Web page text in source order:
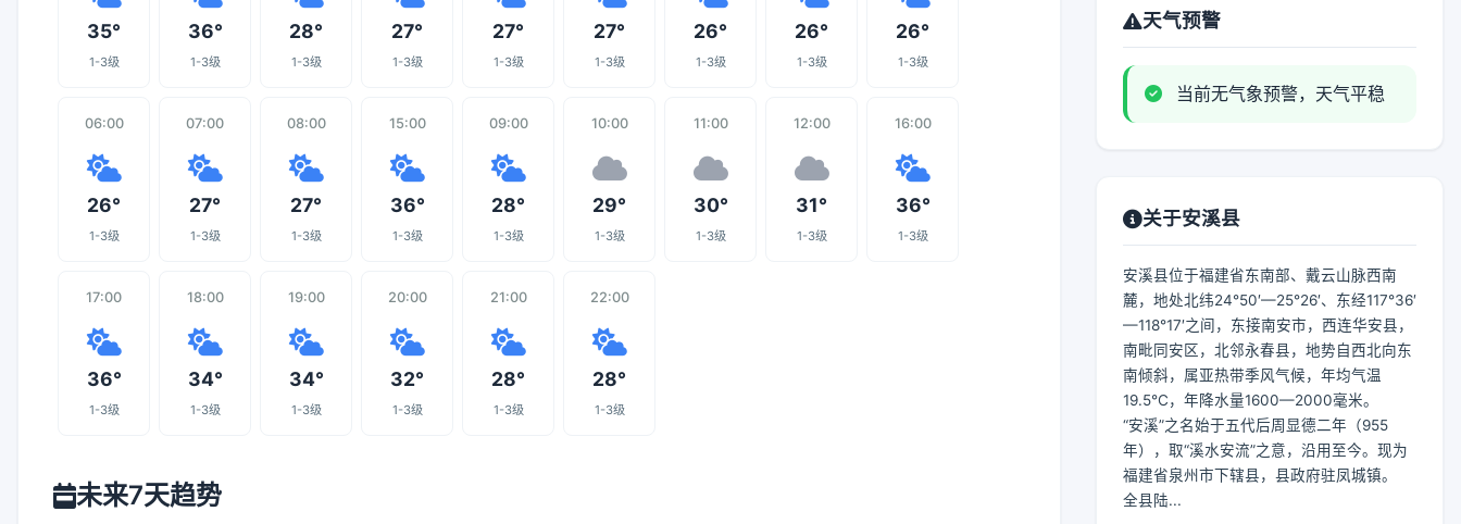
35°
1-3级
36°
1-3级
28°
1-3级
27°
1-3级
27°
1-3级
27°
1-3级
26°
1-3级
26°
1-3级
26°
1-3级
06:00
26°
1-3级
07:00
27°
1-3级
08:00
27°
1-3级
15:00
36°
1-3级
09:00
28°
1-3级
10:00
29°
1-3级
11:00
30°
1-3级
12:00
31°
1-3级
16:00
36°
1-3级
17:00
36°
1-3级
18:00
34°
1-3级
19:00
34°
1-3级
20:00
32°
1-3级
21:00
28°
1-3级
22:00
28°
1-3级
未来7天趋势
天气预警
当前无气象预警，天气平稳
关于安溪县
安溪县位于福建省东南部、戴云山脉西南
麓，地处北纬24°50′—25°26′、东经117°36′
—118°17′之间，东接南安市，西连华安县，
南毗同安区，北邻永春县，地势自西北向东
南倾斜，属亚热带季风气候，年均气温
19.5℃，年降水量1600—2000毫米。
“安溪”之名始于五代后周显德二年（955
年），取“溪水安流”之意，沿用至今。现为
福建省泉州市下辖县，县政府驻凤城镇。
全县陆...